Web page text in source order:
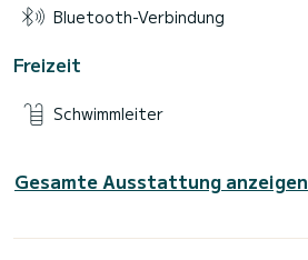
Bluetooth-Verbindung
Freizeit
Schwimmleiter
Gesamte Ausstattung anzeigen